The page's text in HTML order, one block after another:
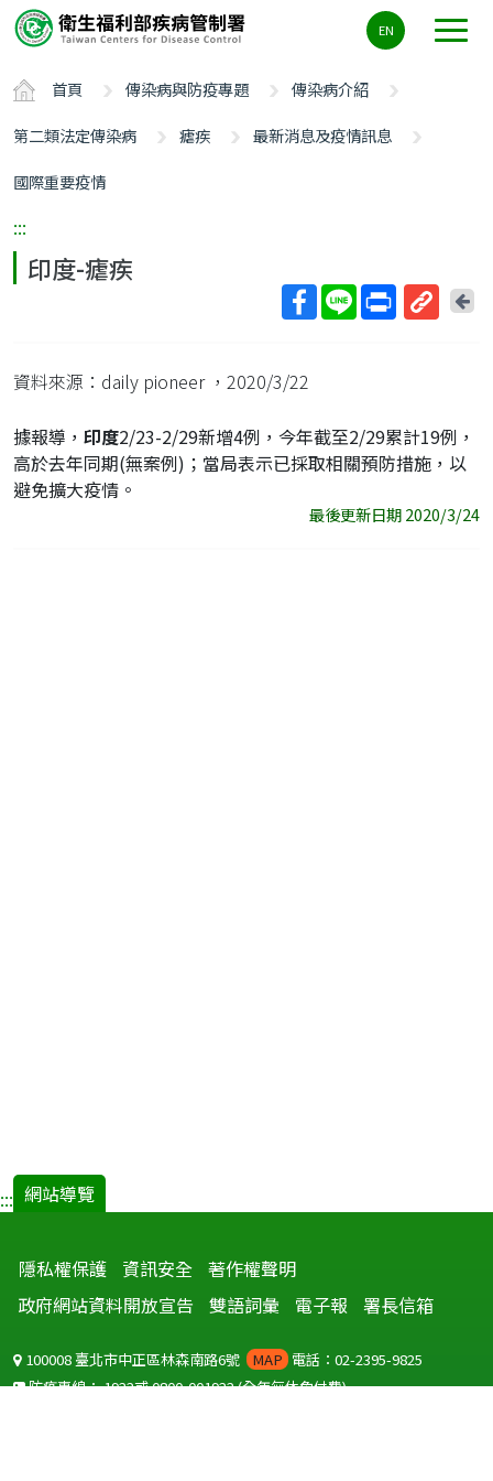
要
容
ALT+C
EN
首頁 傳染病與防疫專題
傳染病介紹
第二類法定傳染病
瘧疾
最新消息及疫情訊息
國際重要疫情
:::
印度-瘧疾
址
回
資料來源：daily pioneer ，2020/3/22
據報導， 印度2/23-2/29新增4例，今年截至2/29累計19例，
高於去年同期(無案例)；當局表示已採取相關預防措施，以
避免擴大疫情。
最後更新日期 2020/3/24
::: 網站導覽
隱私權保護 資訊安全 著作權聲明
政府網站資料開放宣告
雙語詞彙 電子報 署長信箱
100008 臺北市中正區林森南路6號 MAP 電話：02-2395-9825
防疫專線：1922或0800-001922(全年無休免付費)